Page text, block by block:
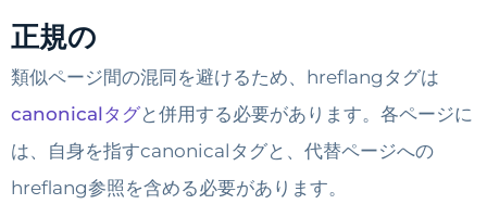
正規の
類似ページ間の混同を避けるため、hreflangタグは
canonicalタグと併用する必要があります。各ページに
は、自身を指すcanonicalタグと、代替ページへの
hreflang参照を含める必要があります。